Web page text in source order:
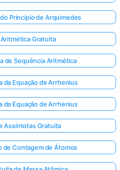
Princípio de Arquimedes
Gratuita
de Sequência Aritmética
da Equação de Arrhenius
da Equação de Arrhenius
Assíntotas Gratuita
de Contagem de Átomos